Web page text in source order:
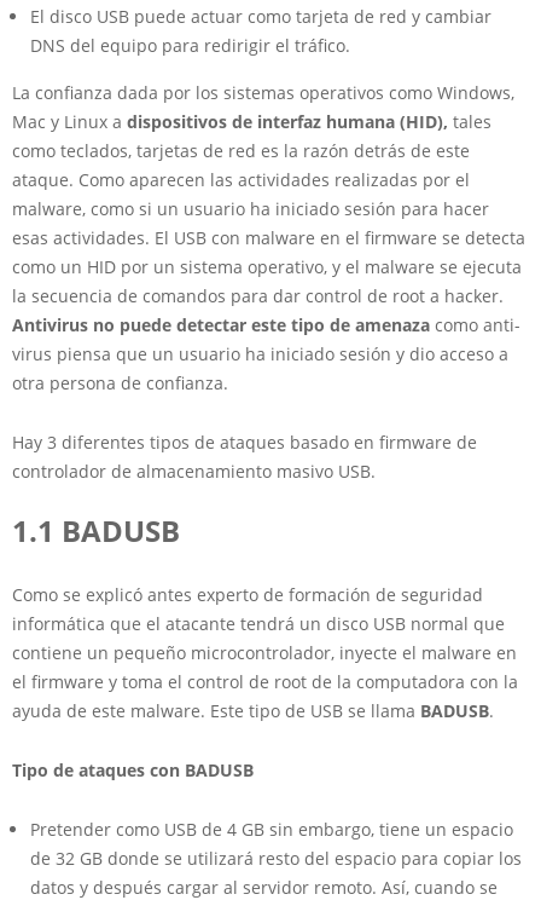
El disco USB puede actuar como tarjeta de red y cambiar
DNS del equipo para redirigir el tráfico.
La confianza dada por los sistemas operativos como Windows,
Mac y Linux a dispositivos de interfaz humana (HID), tales
como teclados, tarjetas de red es la razón detrás de este
ataque. Como aparecen las actividades realizadas por el
malware, como si un usuario ha iniciado sesión para hacer
esas actividades. El USB con malware en el firmware se detecta
como un HID por un sistema operativo, y el malware se ejecuta
la secuencia de comandos para dar control de root a hacker.
Antivirus no puede detectar este tipo de amenaza como anti-
virus piensa que un usuario ha iniciado sesión y dio acceso a
otra persona de confianza.
Hay 3 diferentes tipos de ataques basado en firmware de
controlador de almacenamiento masivo USB.
1.1 BADUSB
Como se explicó antes experto de formación de seguridad
informática que el atacante tendrá un disco USB normal que
contiene un pequeño microcontrolador, inyecte el malware en
el firmware y toma el control de root de la computadora con la
ayuda de este malware. Este tipo de USB se llama BADUSB.
Tipo de ataques con BADUSB
Pretender como USB de 4 GB sin embargo, tiene un espacio
de 32 GB donde se utilizará resto del espacio para copiar los
datos y después cargar al servidor remoto. Así, cuando se